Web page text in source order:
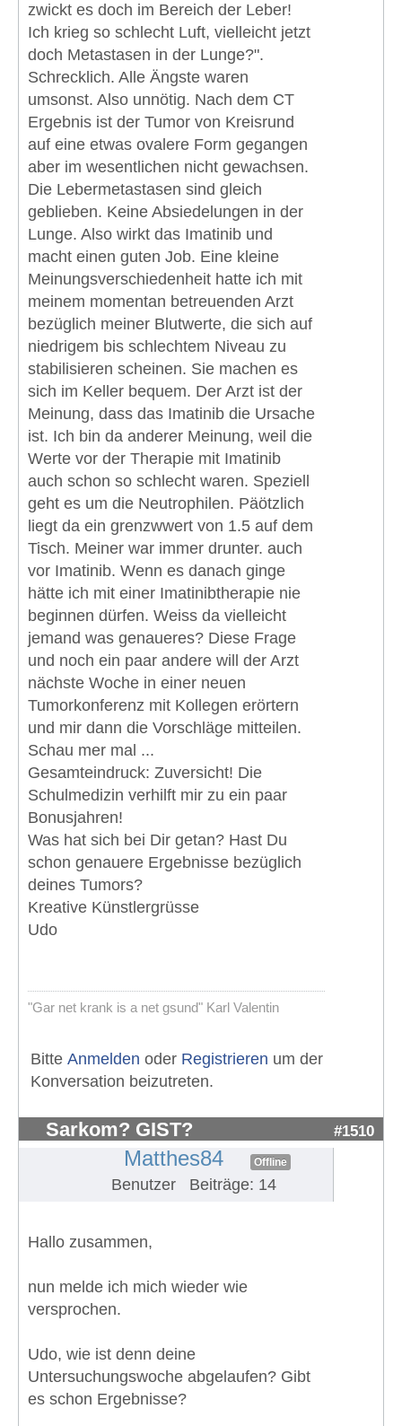
zwickt es doch im Bereich der Leber!
Ich krieg so schlecht Luft, vielleicht jetzt
doch Metastasen in der Lunge?".
Schrecklich. Alle Ängste waren
umsonst. Also unnötig. Nach dem CT
Ergebnis ist der Tumor von Kreisrund
auf eine etwas ovalere Form gegangen
aber im wesentlichen nicht gewachsen.
Die Lebermetastasen sind gleich
geblieben. Keine Absiedelungen in der
Lunge. Also wirkt das Imatinib und
macht einen guten Job. Eine kleine
Meinungsverschiedenheit hatte ich mit
meinem momentan betreuenden Arzt
bezüglich meiner Blutwerte, die sich auf
niedrigem bis schlechtem Niveau zu
stabilisieren scheinen. Sie machen es
sich im Keller bequem. Der Arzt ist der
Meinung, dass das Imatinib die Ursache
ist. Ich bin da anderer Meinung, weil die
Werte vor der Therapie mit Imatinib
auch schon so schlecht waren. Speziell
geht es um die Neutrophilen. Päötzlich
liegt da ein grenzwwert von 1.5 auf dem
Tisch. Meiner war immer drunter. auch
vor Imatinib. Wenn es danach ginge
hätte ich mit einer Imatinibtherapie nie
beginnen dürfen. Weiss da vielleicht
jemand was genaueres? Diese Frage
und noch ein paar andere will der Arzt
nächste Woche in einer neuen
Tumorkonferenz mit Kollegen erörtern
und mir dann die Vorschläge mitteilen.
Schau mer mal ...
Gesamteindruck: Zuversicht! Die
Schulmedizin verhilft mir zu ein paar
Bonusjahren!
Was hat sich bei Dir getan? Hast Du
schon genauere Ergebnisse bezüglich
deines Tumors?
Kreative Künstlergrüsse
Udo
"Gar net krank is a net gsund" Karl Valentin
Bitte Anmelden oder Registrieren um der
Konversation beizutreten.
Sarkom? GIST? #1510
Matthes84 Offline
Benutzer Beiträge: 14
Hallo zusammen,
nun melde ich mich wieder wie
versprochen.
Udo, wie ist denn deine
Untersuchungswoche abgelaufen? Gibt
es schon Ergebnisse?